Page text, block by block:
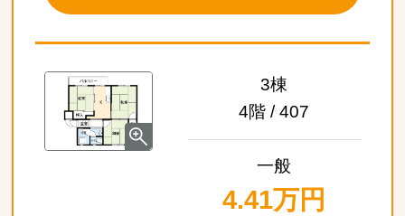
3棟
4階 / 407
一般
4.41万円